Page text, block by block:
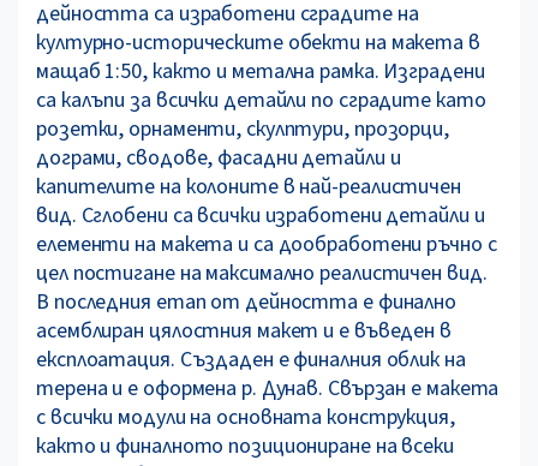
дейността са изработени сградите на
културно-историческите обекти на макета в
мащаб 1:50, както и метална рамка. Изградени
са калъпи за всички детайли по сградите като
розетки, орнаменти, скулптури, прозорци,
дограми, сводове, фасадни детайли и
капителите на колоните в най-реалистичен
вид. Сглобени са всички изработени детайли и
елементи на макета и са дообработени ръчно с
цел постигане на максимално реалистичен вид.
В последния етап от дейността е финално
асемблиран цялостния макет и е въведен в
експлоатация. Създаден е финалния облик на
терена и е оформена р. Дунав. Свързан е макета
с всички модули на основната конструкция,
както и финалното позициониране на всеки